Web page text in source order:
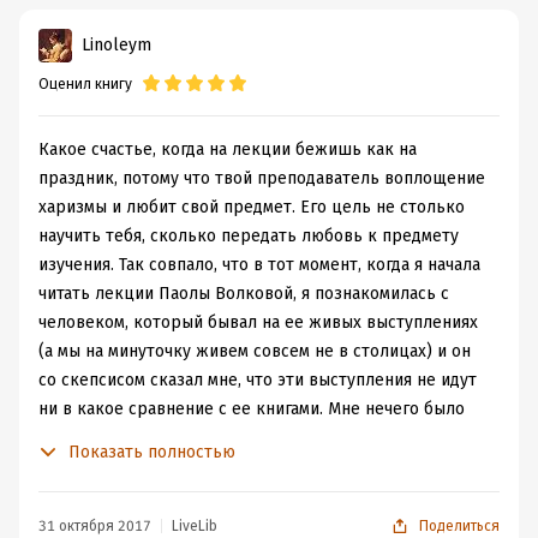
Linoleym
Оценил книгу
Какое счастье, когда на лекции бежишь как на
праздник, потому что твой преподаватель воплощение
харизмы и любит свой предмет. Его цель не столько
научить тебя, сколько передать любовь к предмету
изучения. Так совпало, что в тот момент, когда я начала
читать лекции Паолы Волковой, я познакомилась с
человеком, который бывал на ее живых выступлениях
(а мы на минуточку живем совсем не в столицах) и он
со скепсисом сказал мне, что эти выступления не идут
ни в какое сравнение с ее книгами. Мне нечего было
для меня было большим удовольствием.
Показать полностью
31 октября 2017 LiveLib Поделиться